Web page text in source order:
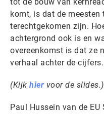
komt, is dat de meesten
terechtgekomen zijn.
achtergrond ook is en
overeenkomst is dat ze
verhaal achter de cijfers.
(Kijk hier voor de slides.)
Paul Hussein van de